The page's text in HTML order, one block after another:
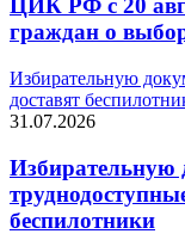
ЦИК РФ с 20
граждан о
Избирательную
доставят
31.07.2026
Избирательную
беспилотники